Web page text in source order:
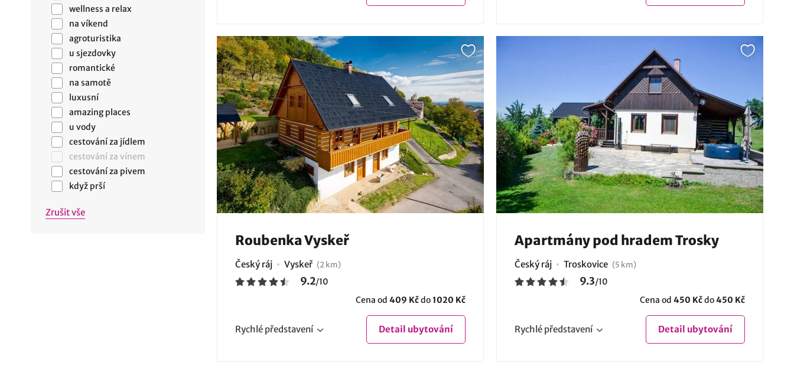
wellness a relax
na víkend
agroturistika
u sjezdovky
romantické
na samotě
luxusní
amazing places
u vody
cestování za jídlem
cestování za vínem
cestování za pivem
když prší
Zrušit vše
Roubenka Vyskeř
Český ráj Vyskeř (2 km)
9.2/10
Cena od 409 Kčdo1020 Kč
Rychlé představení Detail ubytování
Apartmány pod hradem Trosky
Český ráj Troskovice (5 km)
9.3/10
Cena od 450 Kčdo450 Kč
Rychlé představení Detail ubytování